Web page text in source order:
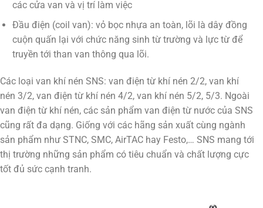
các cửa van và vị trí làm việc
Đầu điện (coil van): vỏ bọc nhựa an toàn, lõi là dây đồng
cuộn quấn lại với chức năng sinh từ trường và lực từ để
truyền tới than van thông qua lõi.
Các loại van khí nén SNS: van điện từ khí nén 2/2, van khí
nén 3/2, van điện từ khí nén 4/2, van khí nén 5/2, 5/3. Ngoài
van điện từ khí nén, các sản phẩm van điện từ nước của SNS
cũng rất đa dạng. Giống với các hãng sản xuất cùng ngành
sản phẩm như STNC, SMC, AirTAC hay Festo,… SNS mang tới
thị trường những sản phẩm có tiêu chuẩn và chất lượng cực
tốt đủ sức cạnh tranh.